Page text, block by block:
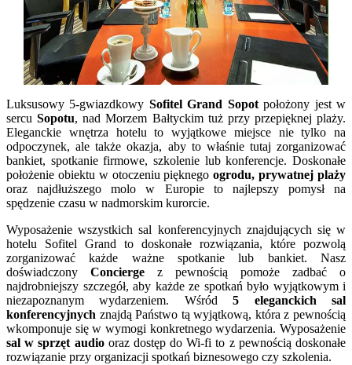
Luksusowy 5-gwiazdkowy Sofitel Grand Sopotpołożony jest w
sercuSopotu, nad Morzem Bałtyckim tuż przy przepięknej plaży.
Eleganckie wnętrza hotelu to wyjątkowe miejsce nie tylko na
odpoczynek, ale także okazja, aby to właśnie tutaj zorganizować
bankiet, spotkanie firmowe, szkolenie lub konferencje. Doskonałe
położenie obiektu w otoczeniu pięknegoogrodu, prywatnej plaży
oraz najdłuższego molo w Europie to najlepszy pomysł na
spędzenie czasu w nadmorskim kurorcie.
Wyposażenie wszystkich sal konferencyjnych znajdujących się w
hotelu Sofitel Grand to doskonałe rozwiązania, które pozwolą
zorganizować każde ważne spotkanie lub bankiet. Nasz
doświadczony Concierge z pewnością pomoże zadbać o
najdrobniejszy szczegół, aby każde ze spotkań było wyjątkowym i
niezapoznanym wydarzeniem. Wśród5 eleganckich sal
konferencyjnych znajdą Państwo tą wyjątkową, która z pewnością
wkomponuje się w wymogi konkretnego wydarzenia. Wyposażenie
sal w sprzęt audiooraz dostęp do Wi-fi to z pewnością doskonałe
rozwiązanie przy organizacji spotkań biznesowego czy szkolenia.